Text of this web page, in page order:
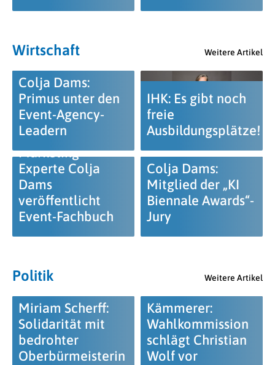
Wirtschaft Weitere Artikel
Colja Dams:
Primus unter den
Event-Agency-
Leadern
IHK: Es gibt noch
freie
Ausbildungsplätze!
Marketing-
Experte Colja
Dams
veröffentlicht
Event-Fachbuch
Colja Dams:
Mitglied der „KI
Biennale Awards“-
Jury
Politik Weitere Artikel
Miriam Scherff:
Solidarität mit
bedrohter
Oberbürmeisterin
Kämmerer:
Wahlkommission
schlägt Christian
Wolf vor